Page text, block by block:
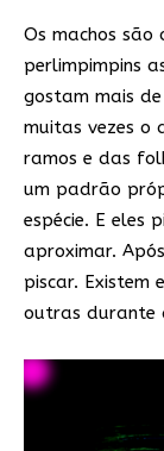
Os machos são
perlimpimpins
gostam mais
muitas vezes o
ramos e das
um padrão
espécie. E eles
aproximar.
piscar. Existem
outras durante